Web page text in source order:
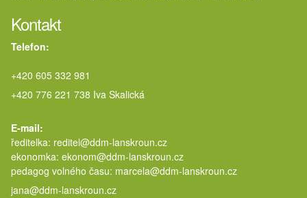
Kontakt
Telefon:
+420 605 332 981
+420 776 221 738 Iva Skalická
E-mail:
ředitelka: reditel@ddm-lanskroun.cz
ekonomka: ekonom@ddm-lanskroun.cz
pedagog volného času:
jana@ddm-lanskroun.cz